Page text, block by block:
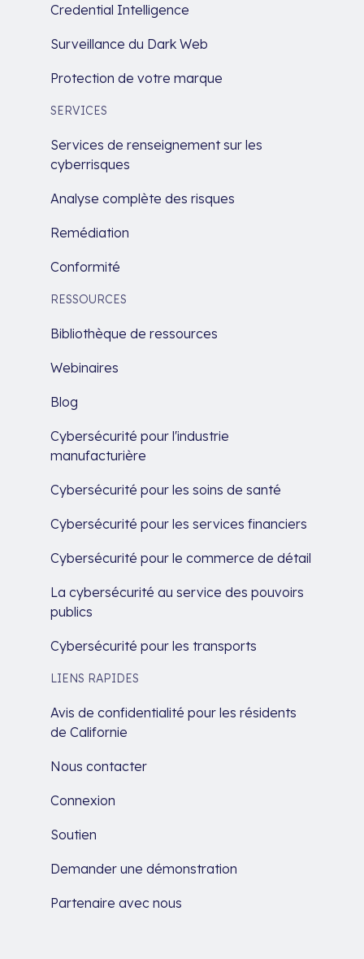
Credential Intelligence
Surveillance du Dark Web
Protection de votre marque
SERVICES
Services de renseignement sur les
cyberrisques
Analyse complète des risques
Remédiation
Conformité
RESSOURCES
Bibliothèque de ressources
Webinaires
Blog
Cybersécurité pour l'industrie
manufacturière
Cybersécurité pour les soins de santé
Cybersécurité pour les services financiers
Cybersécurité pour le commerce de détail
La cybersécurité au service des pouvoirs
publics
Cybersécurité pour les transports
LIENS RAPIDES
Avis de confidentialité pour les résidents
de Californie
Nous contacter
Connexion
Soutien
Demander une démonstration
Partenaire avec nous